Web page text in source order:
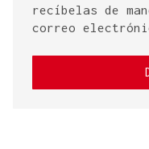
recíbelas de
correo